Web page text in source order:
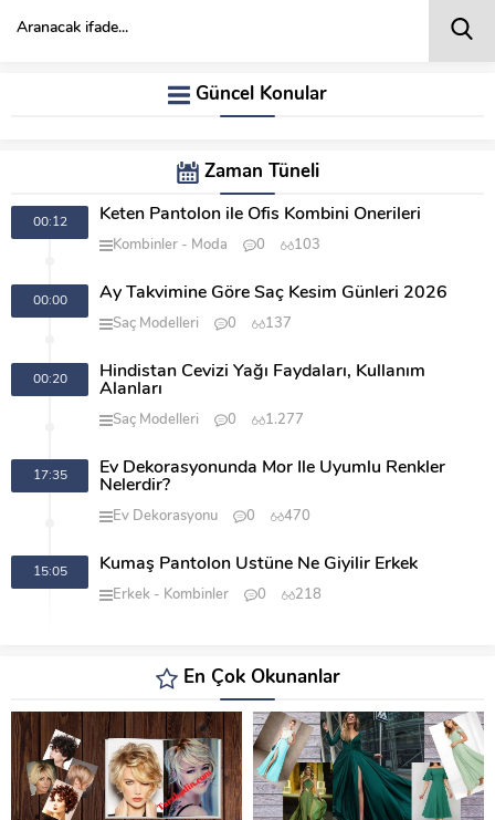
Güncel Konular
Zaman Tüneli
00:12 Keten Pantolon ile Ofis Kombini Önerileri
Kombinler Moda 0 103
00:00 Ay Takvimine Göre Saç Kesim Günleri 2026
Saç Modelleri 0 137
00:20
Hindistan Cevizi Yağı Faydaları, Kullanım
Alanları
Saç Modelleri 0 1.277
17:35
Ev Dekorasyonunda Mor İle Uyumlu Renkler
Nelerdir?
Ev Dekorasyonu 0 470
15:05 Kumaş Pantolon Üstüne Ne Giyilir Erkek
Erkek Kombinler 0 218
En Çok Okunanlar